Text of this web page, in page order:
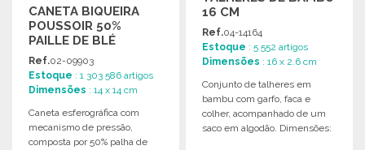
CANETA BIQUEIRA
POUSSOIR 50%
PAILLE DE BLÉ
Ref.02-09903
Estoque : 1 303 586 artigos
Dimensões : 14 x 14 cm
Caneta esferográfica com
mecanismo de pressão,
composta por 50% palha de
16 CM
Ref.04-14164
Estoque : 5 552 artigos
Dimensões : 16 x 2.6 cm
Conjunto de talheres em
bambu com garfo, faca e
colher, acompanhado de um
saco em algodão. Dimensões: